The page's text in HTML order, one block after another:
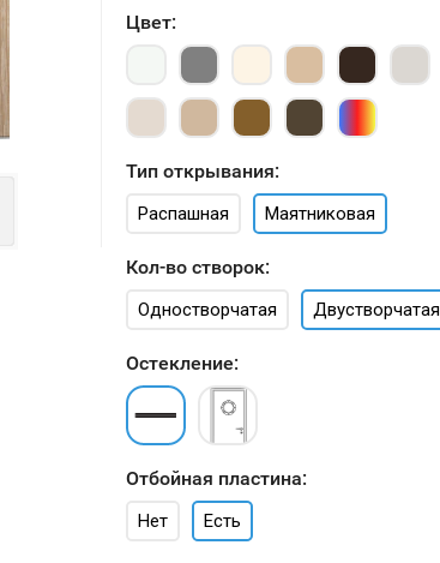
Цвет:
Тип открывания:
Распашная Маятниковая
Кол-во створок:
Одностворчатая Двустворчатая
Остекление:
Отбойная пластина:
Нет Есть